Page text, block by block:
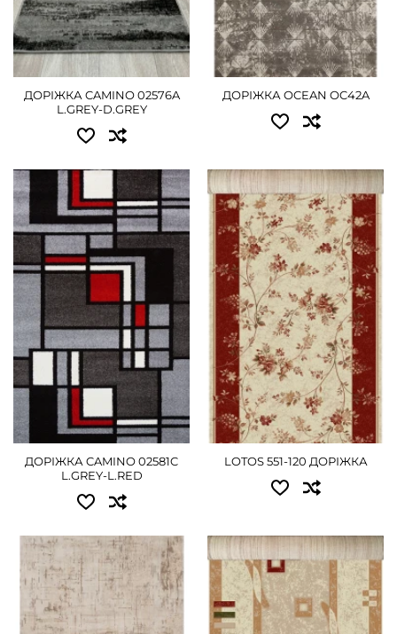
ДОРІЖКА CAMINO 02576A
L.GREY-D.GREY
ДОРІЖКА OCEAN OC42A
Доступні розміри:
3.00 - 2070 грн
4.00 - 2790 грн
ДЕТАЛЬНІШЕ
ДОРІЖКА CAMINO 02581C
L.GREY-L.RED
Доступні розміри:
0.60x25.00 - 8775 грн
1.00x25.00 - 14625 грн
1.20x25.00 - 17550 грн
1.50x25.00 - 21960 грн
ДЕТАЛЬНІШЕ
LOTOS 551-120 ДОРІЖКА
Доступні розміри:
0.80 - 720 грн
Доступні розміри:
0.80x25.00 - 11700 грн
1.00x25.00 - 14625 грн